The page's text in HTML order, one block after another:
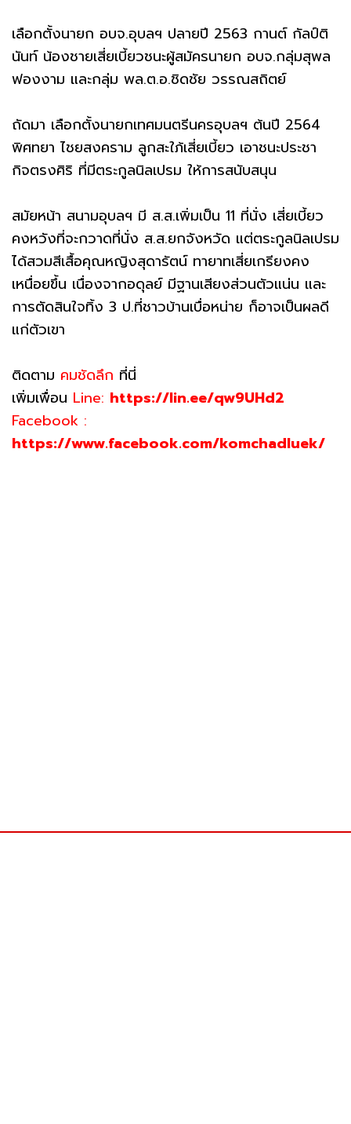
เลือกตั้งนายก อบจ.อุบลฯ ปลายปี 2563 กานต์ กัลป์ติ
นันท์ น้องชายเสี่ยเบี้ยวชนะผู้สมัครนายก อบจ.กลุ่มสุพล
ฟองงาม และกลุ่ม พล.ต.อ.ชิดชัย วรรณสถิตย์
ถัดมา เลือกตั้งนายกเทศมนตรีนครอุบลฯ ต้นปี 2564
พิศทยา ไชยสงคราม ลูกสะใภ้เสี่ยเบี้ยว เอาชนะประชา
กิจตรงศิริ ที่มีตระกูลนิลเปรม ให้การสนับสนุน
สมัยหน้า สนามอุบลฯ มี ส.ส.เพิ่มเป็น 11 ที่นั่ง เสี่ยเบี้ยว
คงหวังที่จะกวาดที่นั่ง ส.ส.ยกจังหวัด แต่ตระกูลนิลเปรม
ได้สวมสีเสื้อคุณหญิงสุดารัตน์ ทายาทเสี่ยเกรียงคง
เหนื่อยขึ้น เนื่องจากอดุลย์ มีฐานเสียงส่วนตัวแน่น และ
การตัดสินใจทิ้ง 3 ป.ที่ชาวบ้านเบื่อหน่าย ก็อาจเป็นผลดี
แก่ตัวเขา
ติดตาม คมชัดลึก ที่นี่
เพิ่มเพื่อน Line: https://lin.ee/qw9UHd2
Facebook :
https://www.facebook.com/komchadluek/